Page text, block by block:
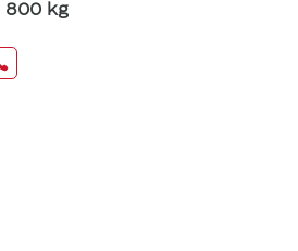
800 kg